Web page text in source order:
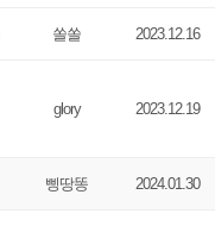
쏠쏠 2023.12.16
glory 2023.12.19
삥땅똥 2024.01.30